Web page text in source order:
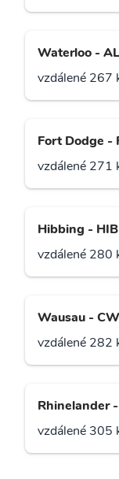
Waterloo -
vzdálené 267
Fort Dodge -
vzdálené 271
Hibbing - HIB
vzdálené 280
Wausau -
vzdálené 282
Rhinelander
vzdálené 305